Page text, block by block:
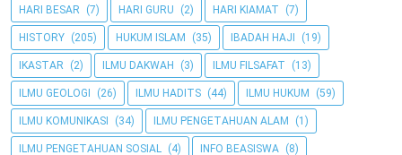
HARI BESAR (7) HARI GURU (2) HARI KIAMAT (7)
HISTORY (205) HUKUM ISLAM (35) IBADAH HAJI (19)
IKASTAR (2) ILMU DAKWAH (3) ILMU FILSAFAT (13)
ILMU GEOLOGI (26) ILMU HADITS (44) ILMU HUKUM (59)
ILMU KOMUNIKASI (34) ILMU PENGETAHUAN ALAM (1)
ILMU PENGETAHUAN SOSIAL (4) INFO BEASISWA (8)